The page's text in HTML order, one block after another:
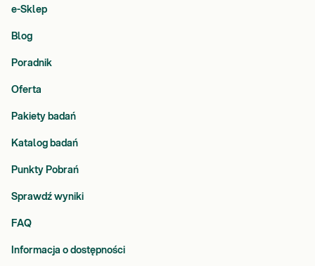
e-Sklep
Blog
Poradnik
Oferta
Pakiety badań
Katalog badań
Punkty Pobrań
Sprawdź wyniki
FAQ
Informacja o dostępności